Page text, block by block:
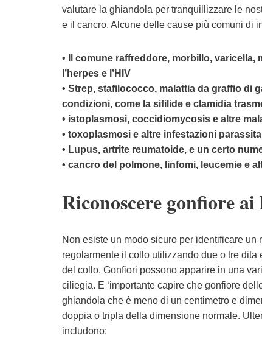
valutare la ghiandola per tranquillizzare le
e il cancro. Alcune delle cause più comuni di
• Il comune raffreddore, morbillo,
l’herpes e l’HIV
• Strep, stafilococco, malattia da graffio di
condizioni, come la sifilide e clamidia
• istoplasmosi, coccidiomycosis e altre
• toxoplasmosi e altre infestazioni
• Lupus, artrite reumatoide, e un certo
• cancro del polmone, linfomi, leucemie e
Riconoscere gonfiore
Non esiste un modo sicuro per identificare
regolarmente il collo utilizzando due o tre
del collo. Gonfiori possono apparire in una
ciliegia. E ‘importante capire che gonfiore
ghiandola che è meno di un centimetro e
doppia o tripla della dimensione normale.
includono: